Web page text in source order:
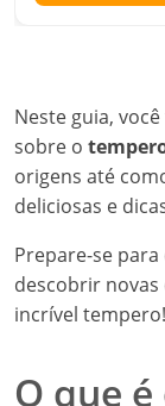
Neste guia,
sobre o
origens até
deliciosas e
Prepare-se
descobrir
incrível tempero!
O que